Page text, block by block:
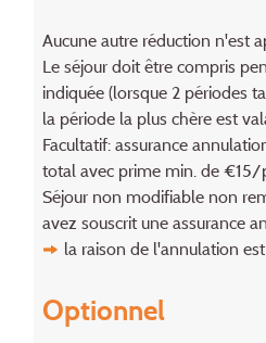
Aucune autre réduction n'est
Le séjour doit être compris
indiquée (lorsque 2 périodes
la période la plus chère est
Facultatif: assurance
total avec prime min. de €15/
Séjour non modifiable non
avez souscrit une assurance
la raison de l'annulation
Optionnel